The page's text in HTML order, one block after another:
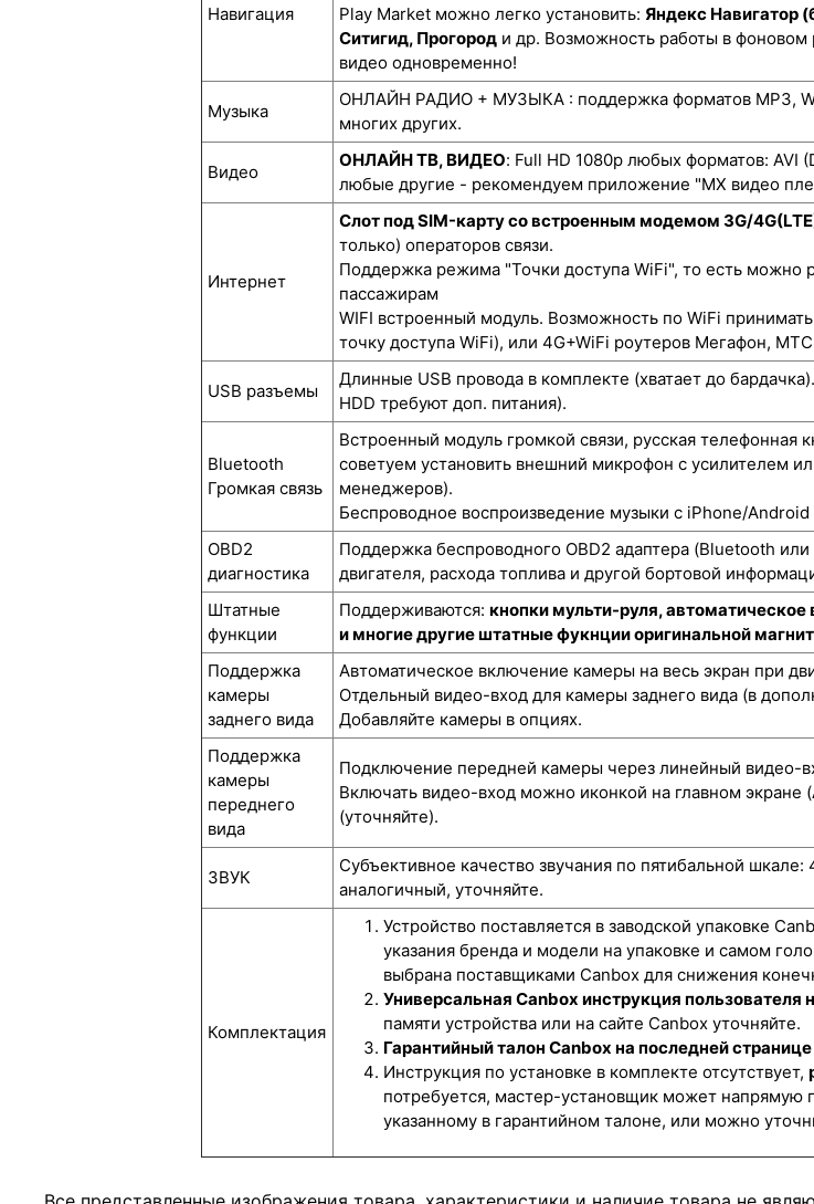
Навигация
Play Market можно легко установить: Яндекс Навигатор
Ситигид, Прогород и др. Возможность работы в
видео одновременно!
Музыка
ОНЛАЙН РАДИО + МУЗЫКА : поддержка форматов MP3,
многих других.
Видео
ОНЛАЙН ТВ, ВИДЕО: Full HD 1080p любых форматов: AVI
любые другие - рекомендуем приложение "MX видео
Интернет
Слот под SIM-карту со встроенным модемом 3G/
только) операторов связи.
Поддержка режима "Точки доступа WiFi", то есть можно
пассажирам
WIFI встроенный модуль. Возможность по WiFi
точку доступа WiFi), или 4G+WiFi роутеров Мегафон,
USB разъемы
Длинные USB провода в комплекте (хватает до
HDD требуют доп. питания).
Bluetooth
Громкая связь
Встроенный модуль громкой связи, русская телефонная
советуем установить внешний микрофон с усилителем
менеджеров).
Беспроводное воспроизведение музыки с iPhone/
OBD2
диагностика
Поддержка беспроводного OBD2 адаптера (Bluetooth
двигателя, расхода топлива и другой бортовой
Штатные
функции
Поддерживаются: кнопки мульти-руля,
и многие другие штатные фукнции оригинальной
Поддержка
камеры
заднего вида
Автоматическое включение камеры на весь экран при
Отдельный видео-вход для камеры заднего вида (в
Добавляйте камеры в опциях.
Поддержка
камеры
переднего
вида
Подключение передней камеры через линейный видео-
Включать видео-вход можно иконкой на главном экране
(уточняйте).
ЗВУК
Субъективное качество звучания по пятибальной
аналогичный, уточняйте.
Комплектация
Устройство поставляется в заводской упаковке
указания бренда и модели на упаковке и самом
выбрана поставщиками Canbox для снижения
Универсальная Canbox инструкция пользователя
памяти устройства или на сайте Canbox уточняйте.
Гарантийный талон Canbox на последней
Инструкция по установке в комплекте отсутствует,
потребуется, мастер-установщик может напрямую
указанному в гарантийном талоне, или можно